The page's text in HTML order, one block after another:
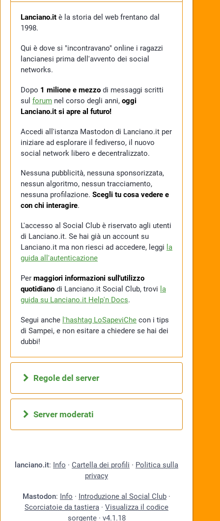
Lanciano.it è la storia del web frentano dal
1998.
Qui è dove si "incontravano" online i ragazzi
lancianesi prima dell'avvento dei social
networks.
Dopo 1 milione e mezzo di messaggi scritti
sul forum nel corso degli anni, oggi
Lanciano.it si apre al futuro!
Accedi all'istanza Mastodon di Lanciano.it per
iniziare ad esplorare il fediverso, il nuovo
social network libero e decentralizzato.
Nessuna pubblicità, nessuna sponsorizzata,
nessun algoritmo, nessun tracciamento,
nessuna profilazione. Scegli tu cosa vedere e
con chi interagire.
L'accesso al Social Club è riservato agli utenti
di Lanciano.it. Se hai già un account su
Lanciano.it ma non riesci ad accedere, leggi la
guida all'autenticazione
Per maggiori informazioni sull'utilizzo
quotidiano di Lanciano.it Social Club, trovi la
guida su Lanciano.it Help'n Docs.
Segui anche l'hashtag LoSapeviChe con i tips
di Sampei, e non esitare a chiedere se hai dei
dubbi!
Regole del server
Server moderati
lanciano.it: Info · Cartella dei profili · Politica sulla
privacy
Mastodon: Info · Introduzione al Social Club ·
Scorciatoie da tastiera · Visualizza il codice
sorgente· v4.1.18